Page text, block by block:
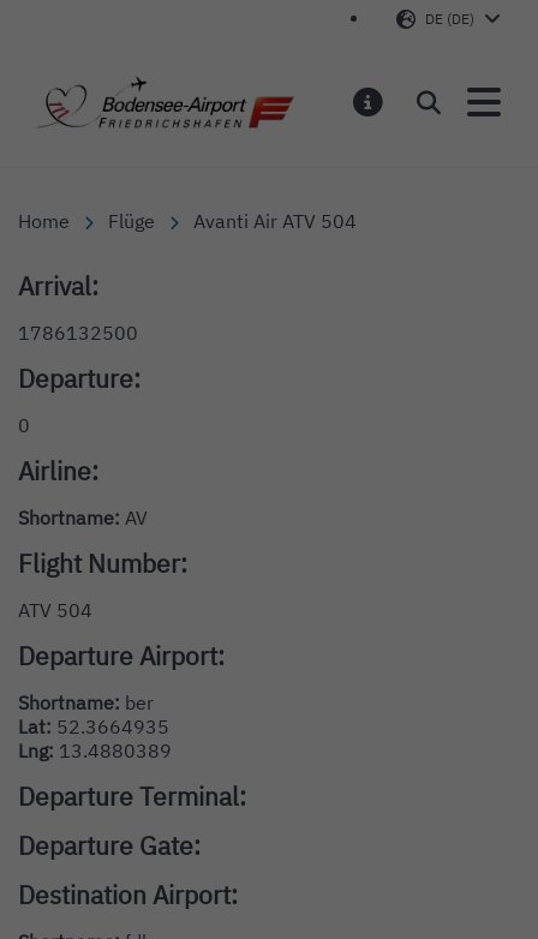
DE (DE)
Bodensee-Airport
Suchen
Home Flüge Avanti Air ATV 504
Arrival:
1786132500
Departure:
0
Airline:
Shortname: AV
Flight Number:
ATV 504
Departure Airport:
Shortname: ber
Lat: 52.3664935
Lng: 13.4880389
Departure Terminal:
Departure Gate:
Destination Airport: